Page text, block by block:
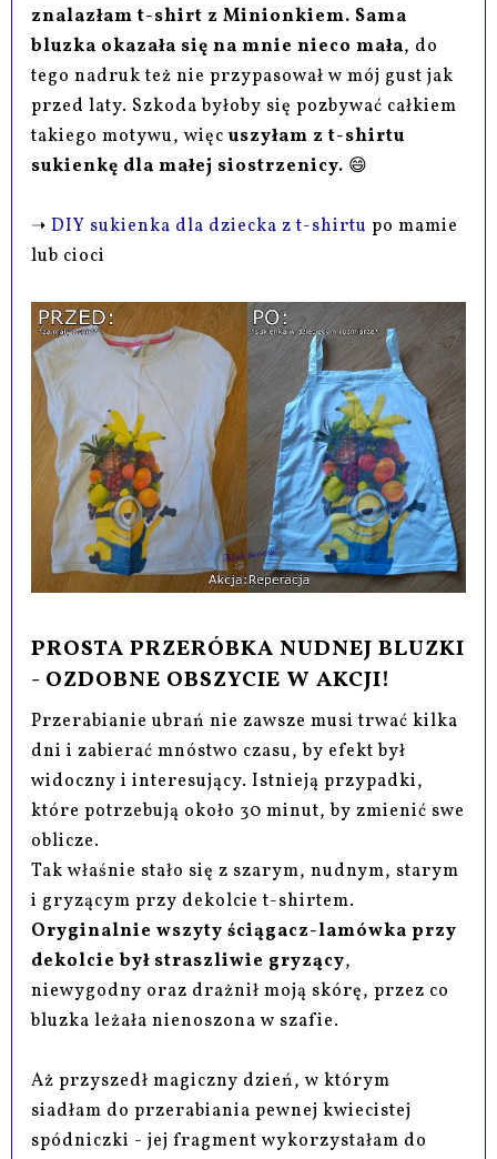
znalazłam t-shirt z Minionkiem. Sama
bluzka okazała się na mnie nieco mała, do
tego nadruk też nie przypasował w mój gust jak
przed laty. Szkoda byłoby się pozbywać całkiem
takiego motywu, więcuszyłam z t-shirtu
sukienkę dla małej siostrzenicy. 😄
➝DIY sukienka dla dziecka z t-shirtu po mamie
lub cioci
PROSTA PRZERÓBKA NUDNEJ BLUZKI
- OZDOBNE OBSZYCIE W AKCJI!
Przerabianie ubrań nie zawsze musi trwać kilka
dni i zabierać mnóstwo czasu, by efekt był
widoczny i interesujący. Istnieją przypadki,
które potrzebują około 30 minut, by zmienić swe
oblicze.
Tak właśnie stało się z szarym, nudnym, starym
i gryzącym przy dekolcie t-shirtem.
Oryginalnie wszyty ściągacz-lamówka przy
dekolcie był straszliwie gryzący,
niewygodny oraz drażnił moją skórę, przez co
bluzka leżała nienoszona w szafie.
Aż przyszedł magiczny dzień, w którym
siadłam do przerabiania pewnej kwiecistej
spódniczki - jej fragment wykorzystałam do